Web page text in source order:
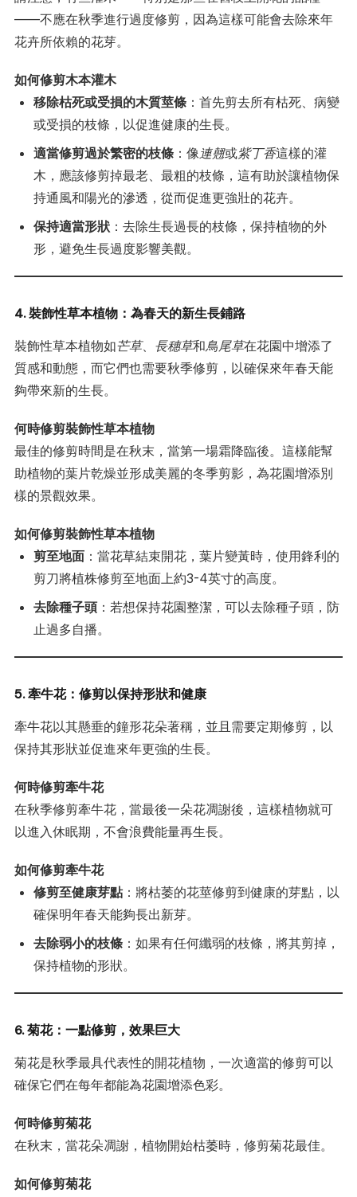
——不應在秋季進行過度修剪，因為這樣可能會去除來年
花卉所依賴的花芽。
如何修剪木本灌木
移除枯死或受損的木質莖條：首先剪去所有枯死、病變
或受損的枝條，以促進健康的生長。
適當修剪過於繁密的枝條：像連翹或紫丁香這樣的灌
木，應該修剪掉最老、最粗的枝條，這有助於讓植物保
持通風和陽光的滲透，從而促進更強壯的花卉。
保持適當形狀：去除生長過長的枝條，保持植物的外
形，避免生長過度影響美觀。
4. 裝飾性草本植物：為春天的新生長鋪路
裝飾性草本植物如芒草、 長穗草和鳥尾草在花園中增添了
質感和動態，而它們也需要秋季修剪，以確保來年春天能
夠帶來新的生長。
何時修剪裝飾性草本植物
最佳的修剪時間是在秋末，當第一場霜降臨後。這樣能幫
助植物的葉片乾燥並形成美麗的冬季剪影，為花園增添別
樣的景觀效果。
如何修剪裝飾性草本植物
剪至地面：當花草結束開花，葉片變黃時，使用鋒利的
剪刀將植株修剪至地面上約3-4英寸的高度。
去除種子頭：若想保持花園整潔，可以去除種子頭，防
止過多自播。
5. 牽牛花：修剪以保持形狀和健康
牽牛花以其懸垂的鐘形花朵著稱，並且需要定期修剪，以
保持其形狀並促進來年更強的生長。
何時修剪牽牛花
在秋季修剪牽牛花，當最後一朵花凋謝後，這樣植物就可
以進入休眠期，不會浪費能量再生長。
如何修剪牽牛花
修剪至健康芽點：將枯萎的花莖修剪到健康的芽點，以
確保明年春天能夠長出新芽。
去除弱小的枝條：如果有任何纖弱的枝條，將其剪掉，
保持植物的形狀。
6. 菊花：一點修剪，效果巨大
菊花是秋季最具代表性的開花植物，一次適當的修剪可以
確保它們在每年都能為花園增添色彩。
何時修剪菊花
在秋末，當花朵凋謝，植物開始枯萎時，修剪菊花最佳。
如何修剪菊花